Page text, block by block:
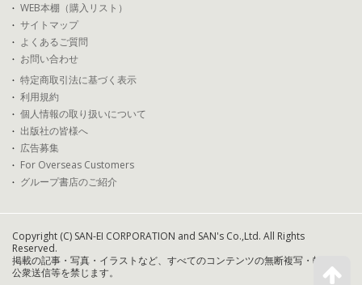
WEB本棚（購入リスト）
サイトマップ
よくあるご質問
お問い合わせ
特定商取引法に基づく表示
利用規約
個人情報の取り扱いについて
出版社の皆様へ
広告募集
For Overseas Customers
グループ書店のご紹介
Copyright (C) SAN-EI CORPORATION and SAN's Co.,Ltd. All Rights
Reserved.
掲載の記事・写真・イラストなど、すべてのコンテンツの無断複写・転載・
公衆送信等を禁じます。